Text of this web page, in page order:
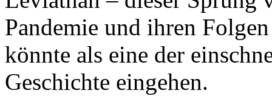
Pandemie und ihren
könnte als eine der
Geschichte eingehen.